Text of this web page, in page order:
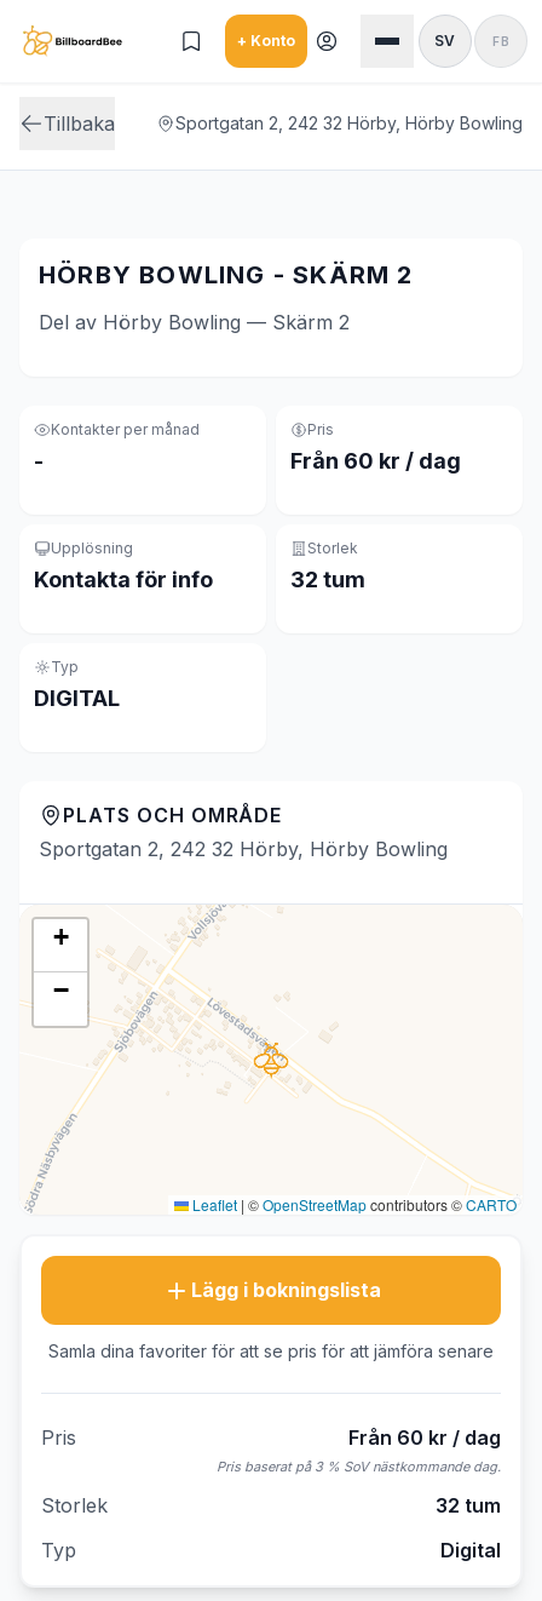
+ Konto SV FB
Tillbaka Sportgatan 2, 242 32 Hörby, Hörby Bowling
HÖRBY BOWLING - SKÄRM 2
Del av Hörby Bowling — Skärm 2
Kontakter per månad
-
Pris
Från 60 kr / dag
Upplösning
Kontakta för info
Storlek
32 tum
Typ
DIGITAL
PLATS OCH OMRÅDE
Sportgatan 2, 242 32 Hörby, Hörby Bowling
+
−
Leaflet | ©OpenStreetMapcontributors ©CARTO
Lägg i bokningslista
Samla dina favoriter för att se pris för att jämföra senare
Pris Från 60 kr / dag
Pris baserat på 3 % SoV nästkommande dag.
Storlek
32 tum
Typ
Digital